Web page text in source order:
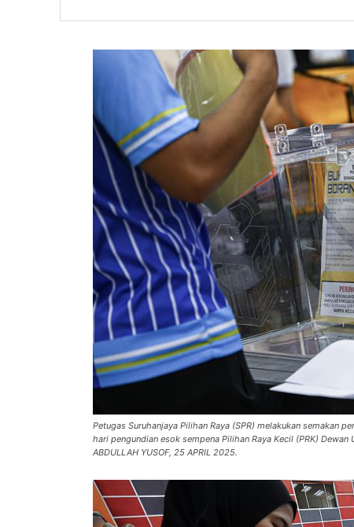
Petugas Suruhanjaya Pilihan Raya (SPR) melakukan semakan
hari pengundian esok sempena Pilihan Raya Kecil (PRK)
ABDULLAH YUSOF, 25 APRIL 2025.